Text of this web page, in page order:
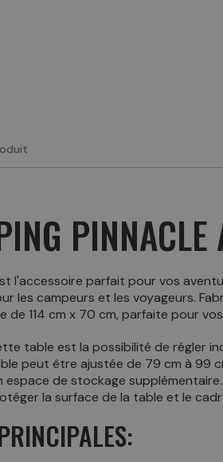
PINNACLE
l'accessoire parfait pour vos
les campeurs et les voyageurs.
114 cm x 70 cm, parfaite pour
table est la possibilité de régler
peut être ajustée de 79 cm à
espace de stockage
la surface de la table et le